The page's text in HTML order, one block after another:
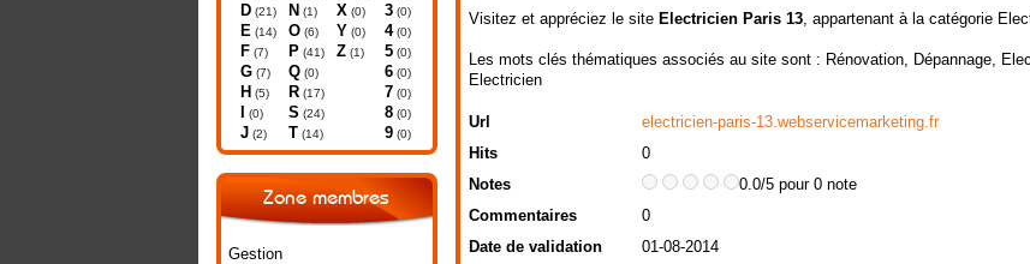
D(21)
E (14)
F(7)
G(7)
H (5)
(0)
J(2)
N (1)
O(6)
P(41)
Q(0)
R(17)
S (24)
T (14)
X (0)
Y (0)
Z(1)
3(0)
4(0)
5(0)
6(0)
7(0)
8(0)
9(0)
Zone membres
Gestion
Visitez et appréciez le site Electricien Paris 13, appartenant à la catégorie
Les mots clés thématiques associés au site sont : Rénovation, Dépannage,
Electricien
Url
electricien-paris-13.webservicemarketing.fr
Hits
0
Notes
0.0/5 pour 0 note
Commentaires
0
Date de validation
01-08-2014